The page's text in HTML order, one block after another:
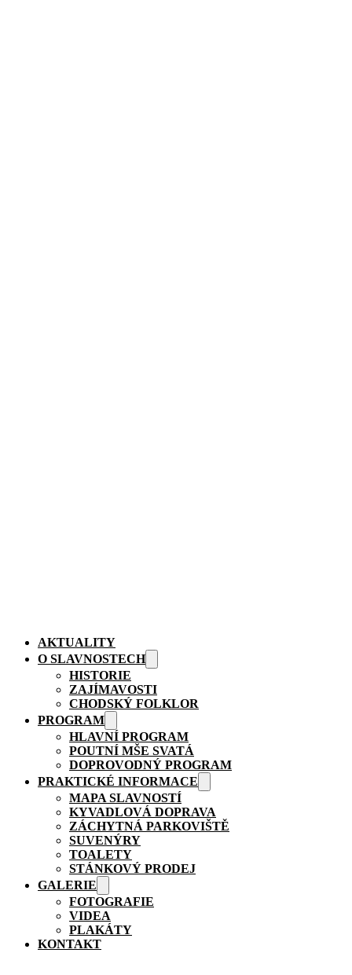
AKTUALITY
O SLAVNOSTECH
HISTORIE
ZAJÍMAVOSTI
CHODSKÝ FOLKLOR
PROGRAM
HLAVNÍ PROGRAM
POUTNÍ MŠE SVATÁ
DOPROVODNÝ PROGRAM
PRAKTICKÉ INFORMACE
MAPA SLAVNOSTÍ
KYVADLOVÁ DOPRAVA
ZÁCHYTNÁ PARKOVIŠTĚ
SUVENÝRY
TOALETY
STÁNKOVÝ PRODEJ
GALERIE
FOTOGRAFIE
VIDEA
PLAKÁTY
KONTAKT